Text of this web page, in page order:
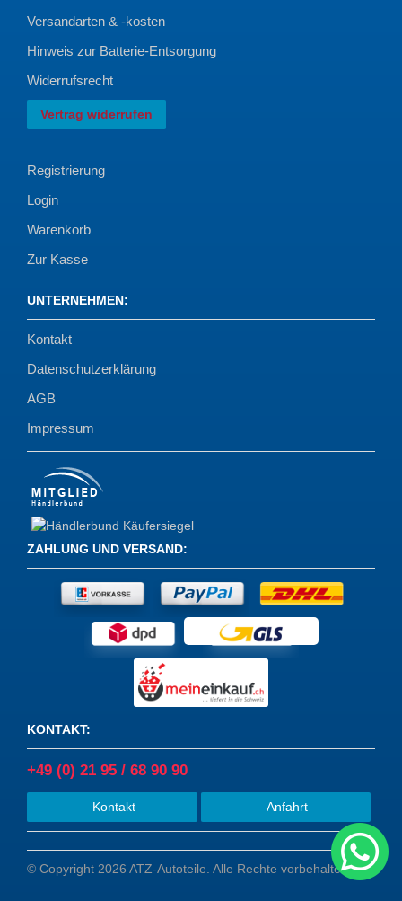
Versandarten & -kosten
Hinweis zur Batterie-Entsorgung
Widerrufsrecht
Vertrag widerrufen
Registrierung
Login
Warenkorb
Zur Kasse
UNTERNEHMEN:
Kontakt
Datenschutzerklärung
AGB
Impressum
ZAHLUNG UND VERSAND:
KONTAKT:
+49 (0) 21 95 / 68 90 90
Kontakt Anfahrt
© Copyright 2026 ATZ-Autoteile. Alle Rechte vorbehalten.